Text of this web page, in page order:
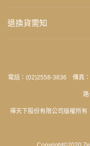
退換貨需知
電話：(02)2558-3836 傳真
路
禪天下股份有限公司版權所